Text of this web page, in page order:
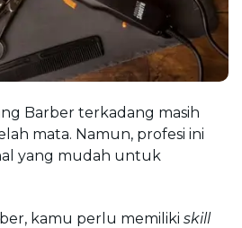
Barber terkadang masih
mata. Namun, profesi ini
yang mudah untuk
kamu perlu memiliki skill